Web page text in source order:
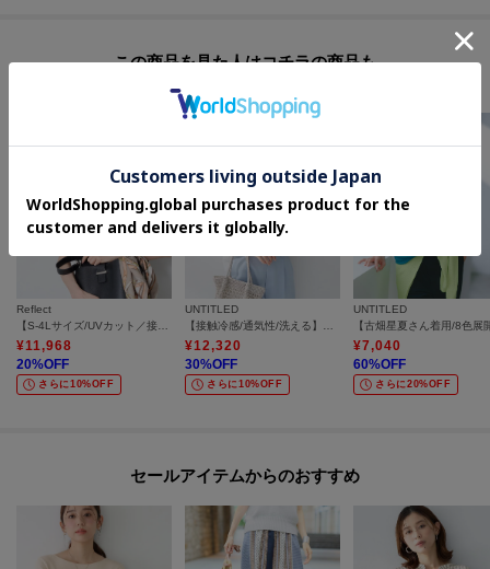
この商品を見た人はコチラの商品も
Reflect
【S-4Lサイズ/UVカット／接触冷感】シフォンジャージブラウス
¥11,968
20%OFF
さらに10%OFF
UNTITLED
【接触冷感/通気性/洗える】スタンドカラーフリルブラウス
¥12,320
30%OFF
さらに10%OFF
UNTITLED
¥7,040
60%OFF
さらに20%OFF
セールアイテムからのおすすめ